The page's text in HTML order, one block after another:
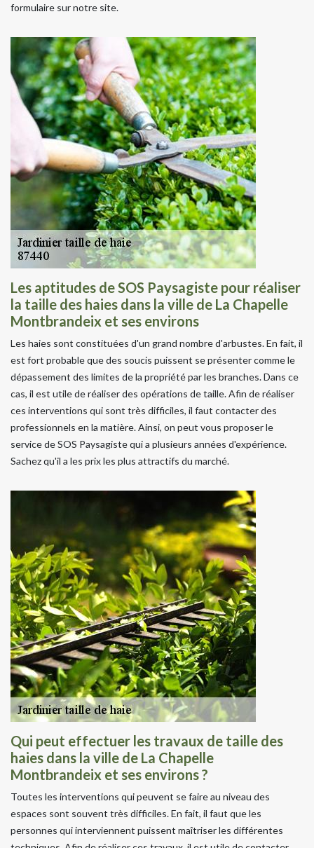
formulaire sur notre site.
Les aptitudes de SOS Paysagiste pour réaliser
la taille des haies dans la ville de La Chapelle
Montbrandeix et ses environs
Les haies sont constituées d'un grand nombre d'arbustes. En fait, il
est fort probable que des soucis puissent se présenter comme le
dépassement des limites de la propriété par les branches. Dans ce
cas, il est utile de réaliser des opérations de taille. Afin de réaliser
ces interventions qui sont très difficiles, il faut contacter des
professionnels en la matière. Ainsi, on peut vous proposer le
service de SOS Paysagiste qui a plusieurs années d'expérience.
Sachez qu'il a les prix les plus attractifs du marché.
Qui peut effectuer les travaux de taille des
haies dans la ville de La Chapelle
Montbrandeix et ses environs ?
Toutes les interventions qui peuvent se faire au niveau des
espaces sont souvent très difficiles. En fait, il faut que les
personnes qui interviennent puissent maîtriser les différentes